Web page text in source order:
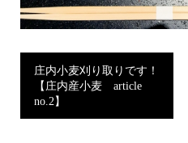
庄内小麦刈り取りです！
【庄内産小麦 article
no.2】